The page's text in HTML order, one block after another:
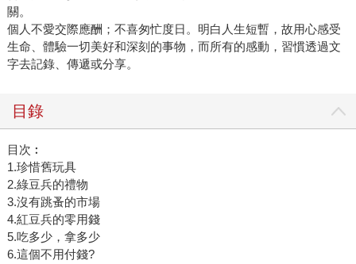
關。
個人不愛交際應酬；不喜匆忙度日。明白人生短暫，故用心感受
生命、體驗一切美好和深刻的事物，而所有的感動，習慣透過文
字去記錄、傳遞或分享。
目錄
目次︰
1.珍惜舊玩具
2.綠豆兵的禮物
3.沒有跳蚤的市場
4.紅豆兵的零用錢
5.吃多少，拿多少
6.這個不用付錢?